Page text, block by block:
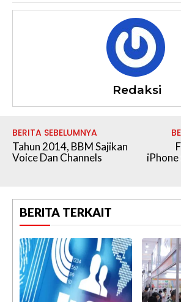
Redaksi
BERITA SEBELUMNYA
Tahun 2014, BBM Sajikan
Voice Dan Channels
iPhone
BERITA TERKAIT